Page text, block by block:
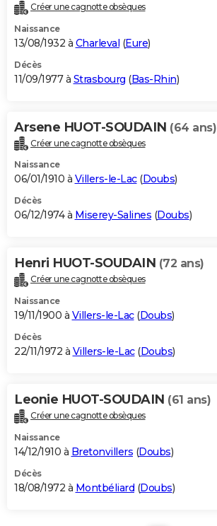
Créer une cagnotte obsèques
Naissance
13/08/1932 à Charleval (Eure)
Décès
11/09/1977 à Strasbourg (Bas-Rhin)
Arsene HUOT-SOUDAIN (64 ans)
Créer une cagnotte obsèques
Naissance
06/01/1910 à Villers-le-Lac(Doubs)
Décès
06/12/1974 à Miserey-Salines (Doubs)
Henri HUOT-SOUDAIN (72 ans)
Créer une cagnotte obsèques
Naissance
19/11/1900 à Villers-le-Lac(Doubs)
Décès
22/11/1972 à Villers-le-Lac(Doubs)
Leonie HUOT-SOUDAIN (61 ans)
Créer une cagnotte obsèques
Naissance
14/12/1910 à Bretonvillers (Doubs)
Décès
18/08/1972 à Montbéliard (Doubs)